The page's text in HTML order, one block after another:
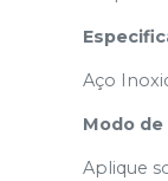
Aço
Modo de
Aplique